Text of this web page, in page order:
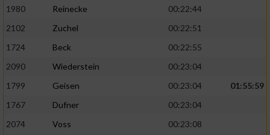
1980
Reinecke
00:22:44
2102
Zuchel
00:22:51
1724
Beck
00:22:55
2090
Wiederstein
00:23:04
1799
Geisen 00:23:04
01:55:59
1767
Dufner
00:23:04
2074
Voss
00:23:08